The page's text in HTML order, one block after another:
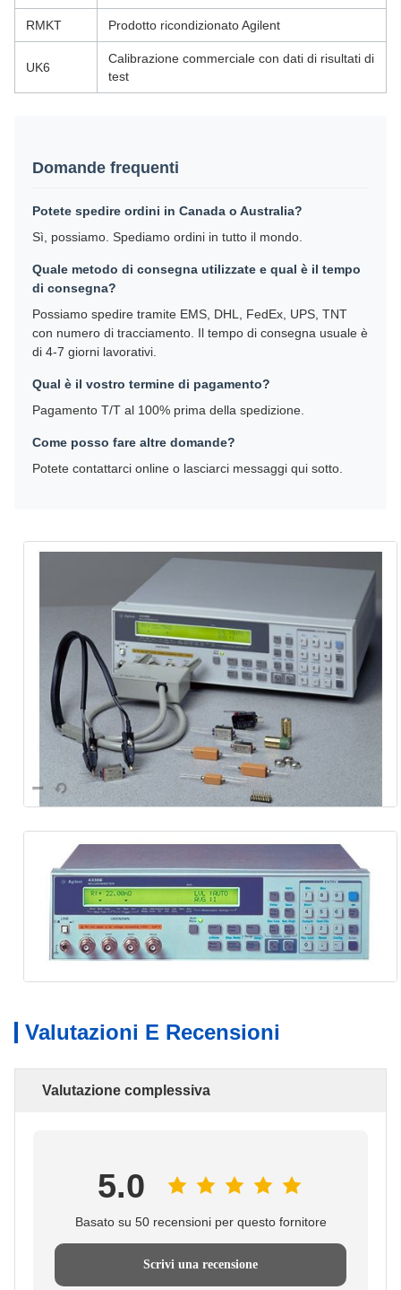
RMKT Prodotto ricondizionato Agilent
UK6
Calibrazione commerciale con dati di risultati di
test
Domande frequenti
Potete spedire ordini in Canada o Australia?
Sì, possiamo. Spediamo ordini in tutto il mondo.
Quale metodo di consegna utilizzate e qual è il tempo
di consegna?
Possiamo spedire tramite EMS, DHL, FedEx, UPS, TNT
con numero di tracciamento. Il tempo di consegna usuale è
di 4-7 giorni lavorativi.
Qual è il vostro termine di pagamento?
Pagamento T/T al 100% prima della spedizione.
Come posso fare altre domande?
Potete contattarci online o lasciarci messaggi qui sotto.
Valutazioni E Recensioni
Valutazione complessiva
5.0
Basato su 50 recensioni per questo fornitore
Scrivi una recensione